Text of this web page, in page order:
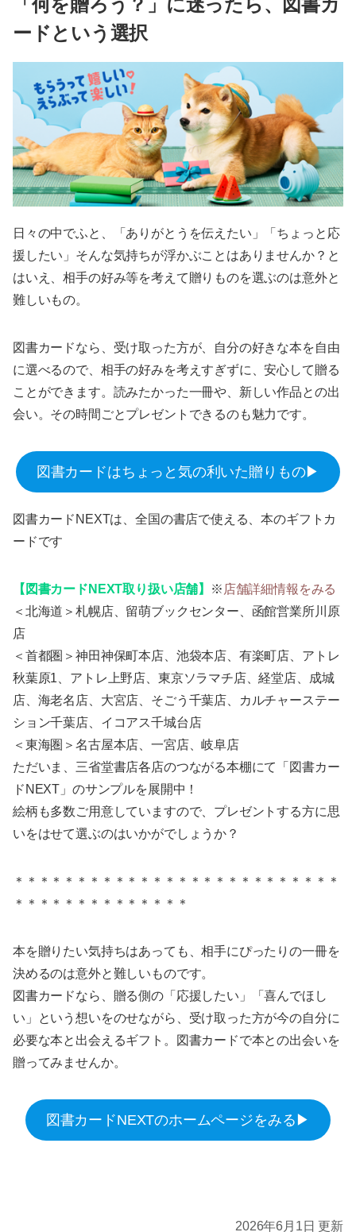
ードという選択
日々の中でふと、「ありがとうを伝えたい」「ちょっと応
援したい」そんな気持ちが浮かぶことはありませんか？と
はいえ、相手の好み等を考えて贈りものを選ぶのは意外と
難しいもの。
図書カードなら、受け取った方が、自分の好きな本を自由
に選べるので、相手の好みを考えすぎずに、安心して贈る
ことができます。読みたかった一冊や、新しい作品との出
会い。その時間ごとプレゼントできるのも魅力です。
図書カードはちょっと気の利いた贈りもの▶
図書カードNEXTは、全国の書店で使える、本のギフトカ
ードです
【図書カードNEXT取り扱い店舗】 ※ 店舗詳細情報をみる
＜北海道＞札幌店、留萌ブックセンター、函館営業所川原
店
＜首都圏＞神田神保町本店、池袋本店、有楽町店、アトレ
秋葉原1、アトレ上野店、東京ソラマチ店、経堂店、成城
店、海老名店、大宮店、そごう千葉店、カルチャーステー
ション千葉店、イコアス千城台店
＜東海圏＞名古屋本店、一宮店、岐阜店
ただいま、三省堂書店各店のつながる本棚にて「図書カー
ドNEXT」のサンプルを展開中！
絵柄も多数ご用意していますので、プレゼントする方に思
いをはせて選ぶのはいかがでしょうか？
＊＊＊＊＊＊＊＊＊＊＊＊＊＊＊＊＊＊＊＊＊＊＊＊＊＊
＊＊＊＊＊＊＊＊＊＊＊＊＊＊
本を贈りたい気持ちはあっても、相手にぴったりの一冊を
決めるのは意外と難しいものです。
図書カードなら、贈る側の「応援したい」「喜んでほし
い」という想いをのせながら、受け取った方が今の自分に
必要な本と出会えるギフト。図書カードで本との出会いを
贈ってみませんか。
図書カードNEXTのホームページをみる▶
2026年6月1日 更新